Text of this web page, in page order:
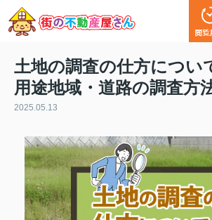
土地の調査の仕方につい
用途地域・道路の調査方
2025.05.13